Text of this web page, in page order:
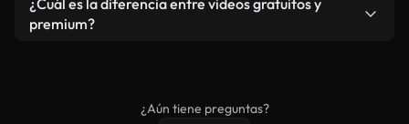
vídeos. Solo asegúrese de que el producto final no
¿Cuál es la diferencia entre videos gratuitos y
premium?
protecciones de licencia extendidas.
¿Aún tiene preguntas?